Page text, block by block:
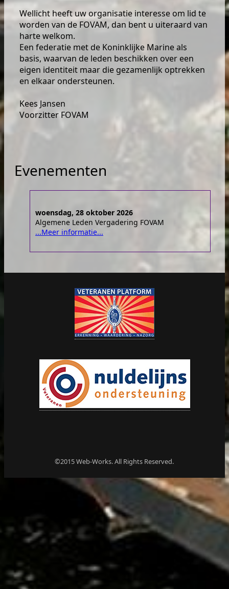
Wellicht heeft uw organisatie interesse om lid te
worden van de FOVAM, dan bent u uiteraard van
harte welkom.
Een federatie met de Koninklijke Marine als
basis, waarvan de leden beschikken over een
eigen identiteit maar die gezamenlijk optrekken
en elkaar ondersteunen.
Kees Jansen
Voorzitter FOVAM
Evenementen
woensdag, 28 oktober 2026
Algemene Leden Vergadering FOVAM
...Meer informatie...
©2015 Web-Works. All Rights Reserved.